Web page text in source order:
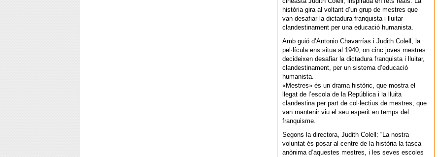
història gira al voltant d’un grup de mestres que
van desafiar la dictadura franquista i lluitar
clandestinament per una educació humanista.
Amb guió d’Antonio Chavarrías i Judith Colell, la
pel·lícula ens situa al 1940, on cinc joves mestres
decideixen desafiar la dictadura franquista i lluitar,
clandestinament, per un sistema d’educació
humanista.
«Mestres» és un drama històric, que mostra el
llegat de l’escola de la República i la lluita
clandestina per part de col·lectius de mestres, que
van mantenir viu el seu esperit en temps del
franquisme.
Segons la directora, Judith Colell: “La nostra
voluntat és posar al centre de la història la tasca
anònima d’aquestes mestres, i les seves escoles